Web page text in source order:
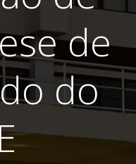
de
do